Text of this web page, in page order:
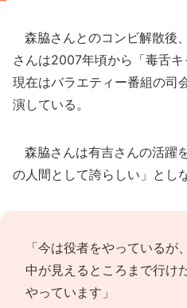
森脇さんとのコンビ解散後
さんは2007年頃から「毒舌キ
現在はバラエティー番組の司
演している。
森脇さんは有吉さんの活躍
の人間として誇らしい」とし
「今は役者をやっている
中が見えるところまで行け
やっています」